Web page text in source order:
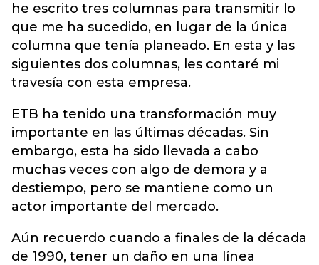
he escrito tres columnas para transmitir lo
que me ha sucedido, en lugar de la única
columna que tenía planeado. En esta y las
siguientes dos columnas, les contaré mi
travesía con esta empresa.
ETB ha tenido una transformación muy
importante en las últimas décadas. Sin
embargo, esta ha sido llevada a cabo
muchas veces con algo de demora y a
destiempo, pero se mantiene como un
actor importante del mercado.
Aún recuerdo cuando a finales de la década
de 1990, tener un daño en una línea